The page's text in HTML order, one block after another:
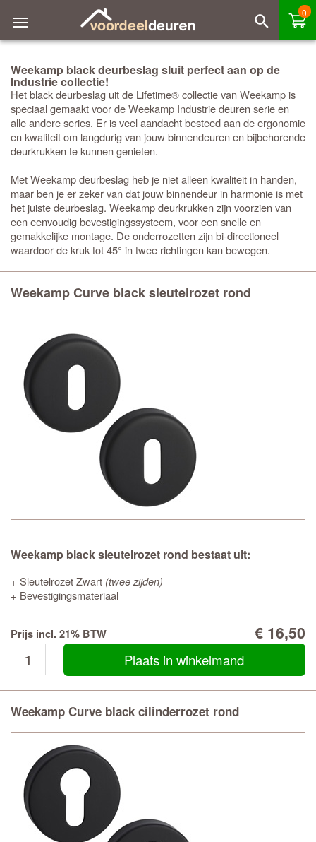
0
Weekamp black deurbeslag sluit perfect aan op de
Industrie collectie!
Het black deurbeslag uit de Lifetime® collectie van Weekamp is
speciaal gemaakt voor de Weekamp Industrie deuren serie en
alle andere series. Er is veel aandacht besteed aan de ergonomie
en kwaliteit om langdurig van jouw binnendeuren en bijbehorende
deurkrukken te kunnen genieten.
Met Weekamp deurbeslag heb je niet alleen kwaliteit in handen,
maar ben je er zeker van dat jouw binnendeur in harmonie is met
het juiste deurbeslag. Weekamp deurkrukken zijn voorzien van
een eenvoudig bevestigingssysteem, voor een snelle en
gemakkelijke montage. De onderrozetten zijn bi-directioneel
waardoor de kruk tot 45° in twee richtingen kan bewegen.
Weekamp Curve black sleutelrozet rond
Weekamp black sleutelrozet rond bestaat uit:
+ Sleutelrozet Zwart (twee zijden)
+ Bevestigingsmateriaal
Prijs incl. 21% BTW € 16,50
Plaats in winkelmand
Weekamp Curve black cilinderrozet rond